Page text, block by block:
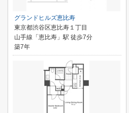
グランドヒルズ恵比寿
東京都渋谷区恵比寿１丁目
山手線「恵比寿」駅 徒歩7分
築7年